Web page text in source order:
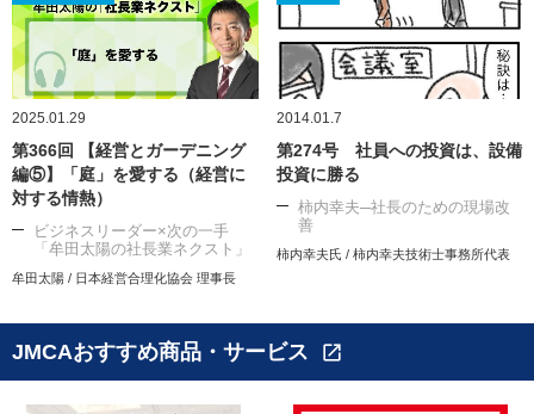
2025.01.29
第366回 【経営とガーデニング
編⑤】「庭」を愛する（経営に
対する情熱）
ビジネスリーダー×次の一手
「牟田太陽の社長業ネクスト」
牟田太陽 / 日本経営合理化協会 理事長
2014.01.7
第274号 社員への投資は、設備
投資に勝る
柿内幸夫─社長のための現場改
善
柿内幸夫氏 / 柿内幸夫技術士事務所代表
JMCAおすすめ商品・サービス open_in_new